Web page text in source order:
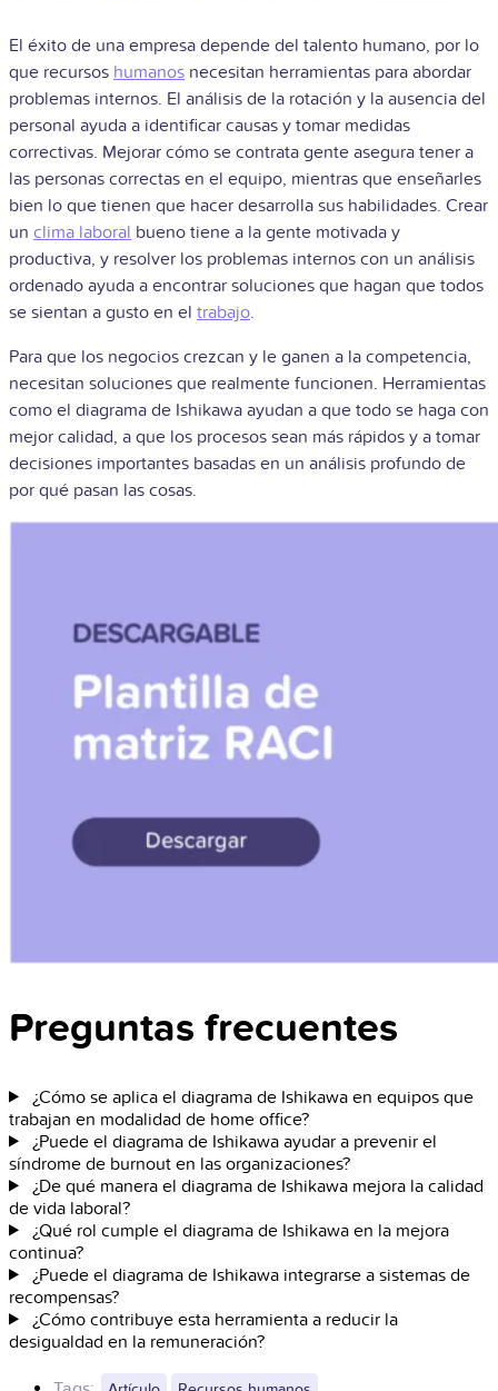
El éxito de una empresa depende del talento humano, por lo
que recursos humanos necesitan herramientas para abordar
problemas internos. El análisis de la rotación y la ausencia del
personal ayuda a identificar causas y tomar medidas
correctivas. Mejorar cómo se contrata gente asegura tener a
las personas correctas en el equipo, mientras que enseñarles
bien lo que tienen que hacer desarrolla sus habilidades. Crear
un clima laboral bueno tiene a la gente motivada y
productiva, y resolver los problemas internos con un análisis
ordenado ayuda a encontrar soluciones que hagan que todos
se sientan a gusto en el trabajo.
Para que los negocios crezcan y le ganen a la competencia,
necesitan soluciones que realmente funcionen. Herramientas
como el diagrama de Ishikawa ayudan a que todo se haga con
mejor calidad, a que los procesos sean más rápidos y a tomar
decisiones importantes basadas en un análisis profundo de
por qué pasan las cosas.
Preguntas frecuentes
¿Cómo se aplica el diagrama de Ishikawa en equipos que
trabajan en modalidad de home office?
¿Puede el diagrama de Ishikawa ayudar a prevenir el
síndrome de burnout en las organizaciones?
¿De qué manera el diagrama de Ishikawa mejora la calidad
de vida laboral?
¿Qué rol cumple el diagrama de Ishikawa en la mejora
continua?
¿Puede el diagrama de Ishikawa integrarse a sistemas de
recompensas?
¿Cómo contribuye esta herramienta a reducir la
desigualdad en la remuneración?